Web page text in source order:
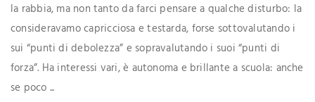
la rabbia, ma non tanto da farci pensare a qualche disturbo: la
consideravamo capricciosa e testarda, forse sottovalutando i
sui “punti di debolezza” e sopravalutando i suoi “punti di
forza”. Ha interessi vari, è autonoma e brillante a scuola: anche
se poco ...